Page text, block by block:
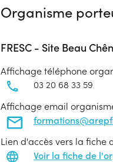
Organisme
FRESC - Site Beau
Affichage téléphone
03 20 68 33 59
Affichage email
Lien d'accès vers la fiche
Voir la fiche de